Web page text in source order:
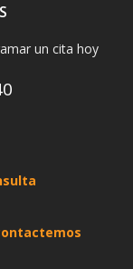
un cita hoy